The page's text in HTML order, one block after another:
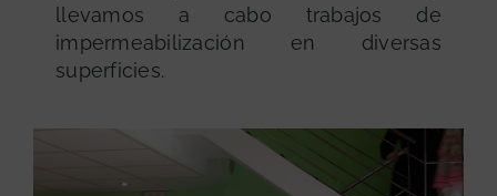
llevamos a cabo trabajos de
impermeabilización en diversas
superficies.